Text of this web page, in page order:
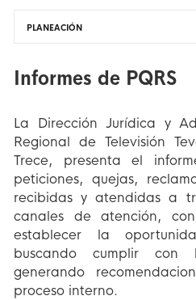
PLANEACIÓN
Informes de PQRS
La Dirección Jurídica y
Regional de Televisión
Trece, presenta el
peticiones, quejas,
recibidas y atendidas a
canales de atención,
establecer la
buscando cumplir
generando
proceso interno.